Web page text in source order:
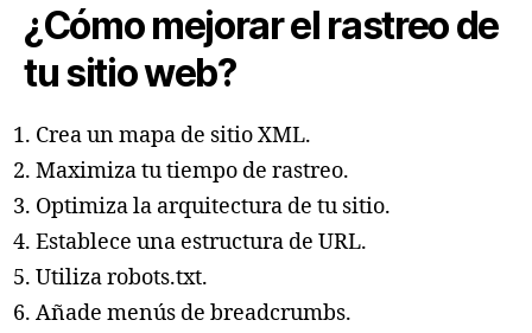
¿Cómo mejorar el rastreo de
tu sitio web?
Crea un mapa de sitio XML.
Maximiza tu tiempo de rastreo.
Optimiza la arquitectura de tu sitio.
Establece una estructura de URL.
Utiliza robots.txt.
Añade menús de breadcrumbs.